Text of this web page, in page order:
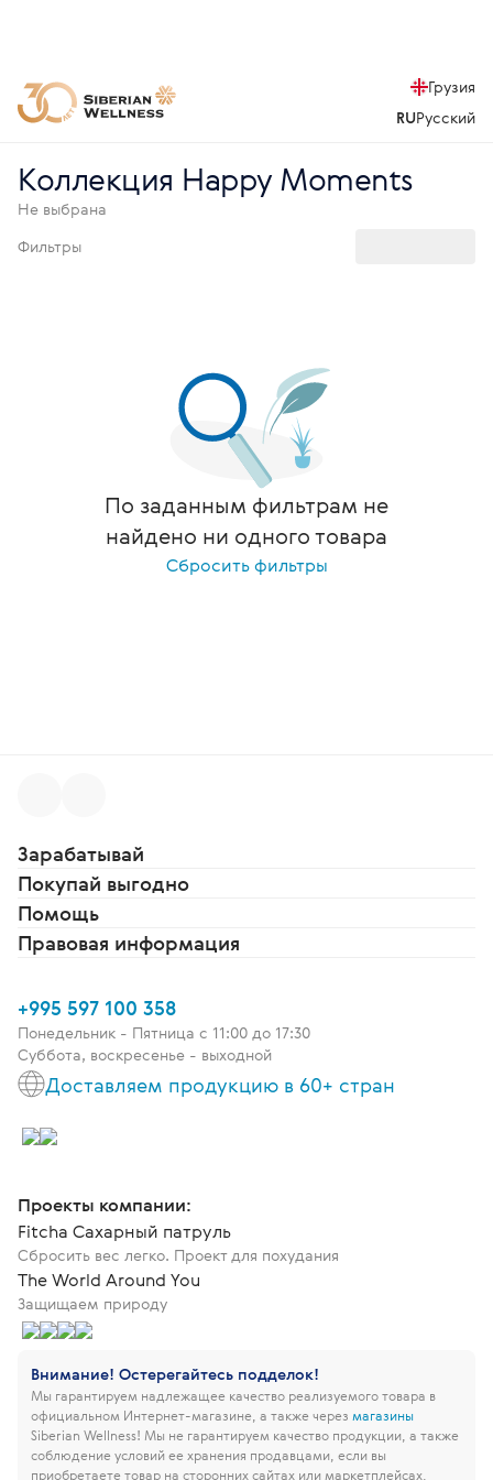
Грузия
RUРусский
Коллекция Happy Moments
Не выбрана
Фильтры
По заданным фильтрам не
найдено ни одного товара
Сбросить фильтры
Зарабатывай
Покупай выгодно
Помощь
Правовая информация
+995 597 100 358
Понедельник - Пятница c 11:00 до 17:30
Суббота, воскресенье - выходной
Доставляем продукцию в 60+ стран
Проекты компании:
Fitcha Сахарный патруль
Сбросить вес легко. Проект для похудания
The World Around You
Защищаем природу
Внимание! Остерегайтесь подделок!
Мы гарантируем надлежащее качество реализуемого товара в
официальном Интернет-магазине, а также через магазины
Siberian Wellness! Мы не гарантируем качество продукции, а также
соблюдение условий ее хранения продавцами, если вы
приобретаете товар на сторонних сайтах или маркетплейсах.